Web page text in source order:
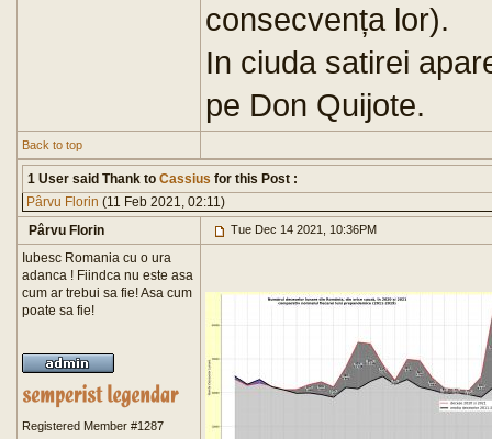
consecvența lor).
In ciuda satirei
pe Don Quijote.
Back to top
1 User said Thank to Cassius for this Post :
Pârvu Florin (11 Feb 2021, 02:11)
Pârvu Florin
Tue Dec 14 2021, 10:36PM
Iubesc Romania cu o ura
adanca ! Fiindca nu este asa
cum ar trebui sa fie! Asa cum
poate sa fie!
Registered Member #1287